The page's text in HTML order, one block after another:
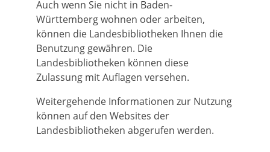
Auch wenn Sie nicht in Baden-
Württemberg wohnen oder arbeiten,
können die Landesbibliotheken Ihnen die
Benutzung gewähren. Die
Landesbibliotheken können diese
Zulassung mit Auflagen versehen.
Weitergehende Informationen zur Nutzung
können auf den Websites der
Landesbibliotheken abgerufen werden.